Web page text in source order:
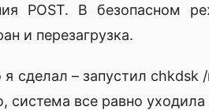
POST. В безопасном
и перезагрузка.
я сделал – запустил
система все равно уходила